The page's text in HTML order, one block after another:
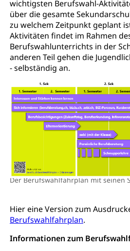
wichtigsten Berufswahl-
über die gesamte
zu welchem Zeitpunkt geplant
Aktivitäten findet im Rahmen
Berufswahlunterrichts in der
anderen Teil gehen die
- selbständig an.
Der Berufswahlfahrplan mit seinen
Hier eine Version zum
Berufswahlfahrplan.
Informationen zum
Frühe
Kindergarten &
Frühe
Konsumentenschutz
Konsumentenrechte,
Preisüberwachung,
Konsumentenorganisation,
regionale Erschöpfung,
internationale Erschöpfung,
Krankenversicherung
Unfallversicherung,
Krankheit, Unfall,
Krankenversicherung
Prämienverbilligung
Kranken- und
Lebensmittelsicherheit
sichere Lebensmittel,
Lebensmittelhygiene,
Trinkwasser
Lebensmittel
Prävention
Gesundheitsvorsorge, Wellness,
Tabakprävention,